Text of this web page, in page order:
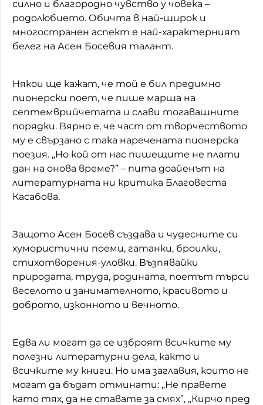
силно и благородно чувство у човека –
родолюбието. Обичта в най-широк и
многостранен аспект е най-характерният
белег на Асен Босевия талант.
Някои ще кажат, че той е бил предимно
пионерски поет, че пише марша на
септемврийчетата и слави тогавашните
порядки. Вярно е, че част от творчеството
му е свързано с така наречената пионерска
поезия. „Но кой от нас пишещите не плати
дан на онова време?” – пита доайенът на
литературната ни критика Благовеста
Касабова.
Защото Асен Босев създава и чудесните си
хумористични поеми, гатанки, броилки,
стихотворения-уловки. Възпявайки
природата, труда, родината, поетът търси
веселото и занимателното, красивото и
доброто, изконното и вечното.
Едва ли могат да се изброят всичките му
полезни литературни дела, както и
всичките му книги. Но има заглавия, които не
могат да бъдат отминати: „Не правете
като тях, да не ставате за смях”, „Кирчо пред